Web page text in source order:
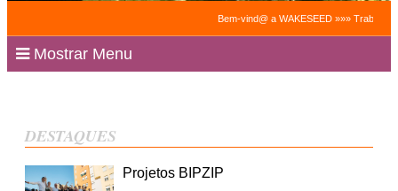
Bem-vind@ a WAKESEED »»»
Mostrar Menu
DESTAQUES
Projetos BIPZIP